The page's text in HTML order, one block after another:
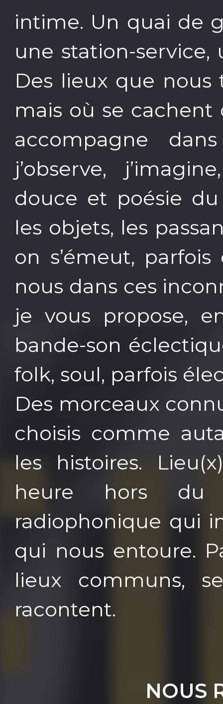
intime. Un quai de
une station-
Des lieux que nous
mais où se cachent
accompagne
j’observe,
douce et poésie
les objets, les
on s’émeut,
nous dans ces
je vous propose,
bande-son
folk, soul, parfois
Des morceaux
choisis comme
les histoires.
heure hors du
radiophonique qui
qui nous entoure.
lieux communs,
racontent.
NOUS